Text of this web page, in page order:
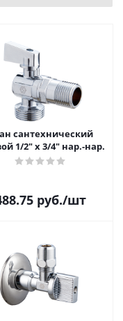
сантехнический
1/2" х 3/4" нар.-нар.
руб./шт